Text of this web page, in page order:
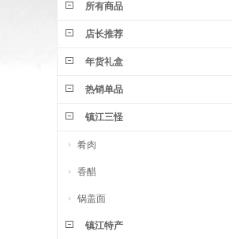
所有商品
店长推荐
年货礼盒
热销单品
镇江三怪
肴肉
香醋
锅盖面
镇江特产